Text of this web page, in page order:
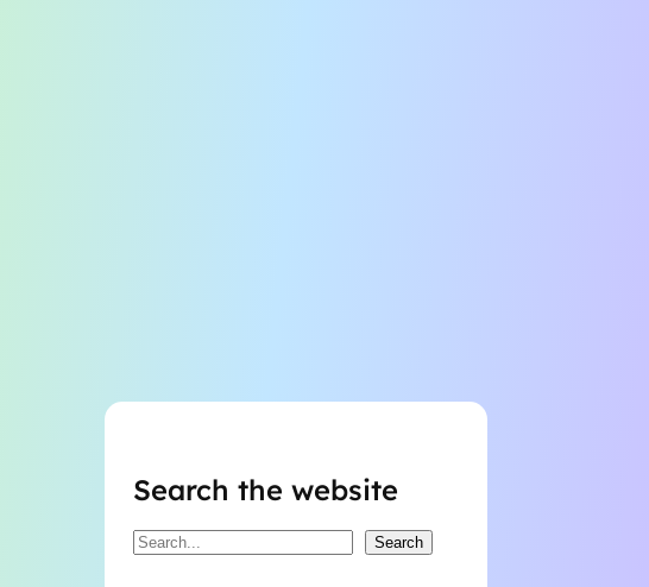
Search the website
Search Search